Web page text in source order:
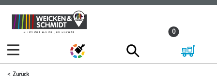
Zum
Inhalt
Zum
Navigationsmenü
0
Zurück